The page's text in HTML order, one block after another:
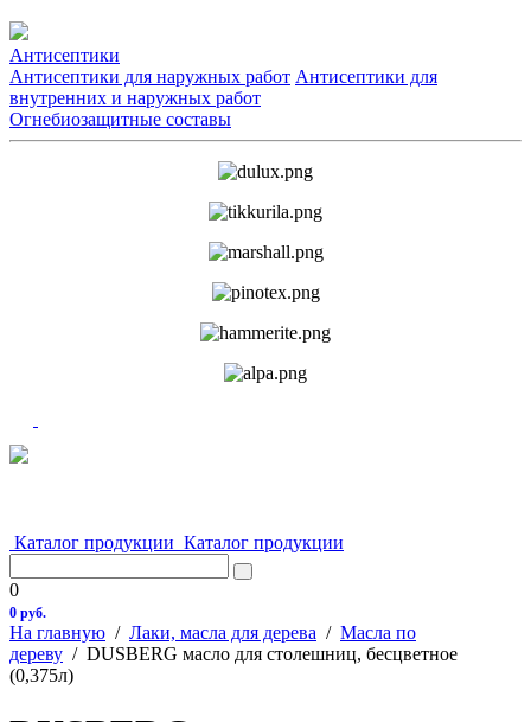
Антисептики
Антисептики для наружных работ Антисептики для
внутренних и наружных работ
Огнебиозащитные составы
Каталог продукции Каталог продукции
0
0 руб.
На главную / Лаки, масла для дерева / Масла по
дереву / DUSBERG масло для столешниц, бесцветное
(0,375л)